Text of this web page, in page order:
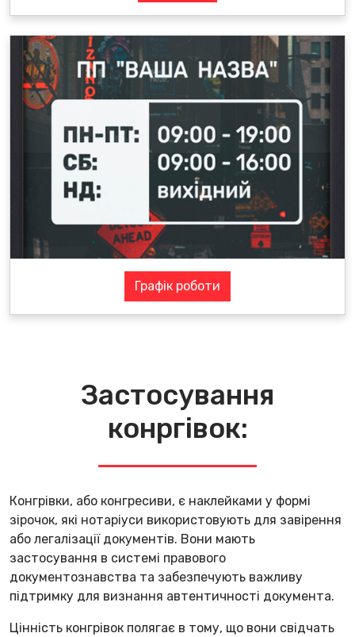
Графік роботи
Застосування
конргівок:
Конгрівки, або конгресиви, є наклейками у формі
зірочок, які нотаріуси використовують для завірення
або легалізації документів. Вони мають
застосування в системі правового
документознавства та забезпечують важливу
підтримку для визнання автентичності документа.
Цінність конгрівок полягає в тому, що вони свідчать